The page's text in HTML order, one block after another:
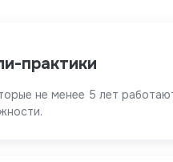
практики
не менее 5 лет